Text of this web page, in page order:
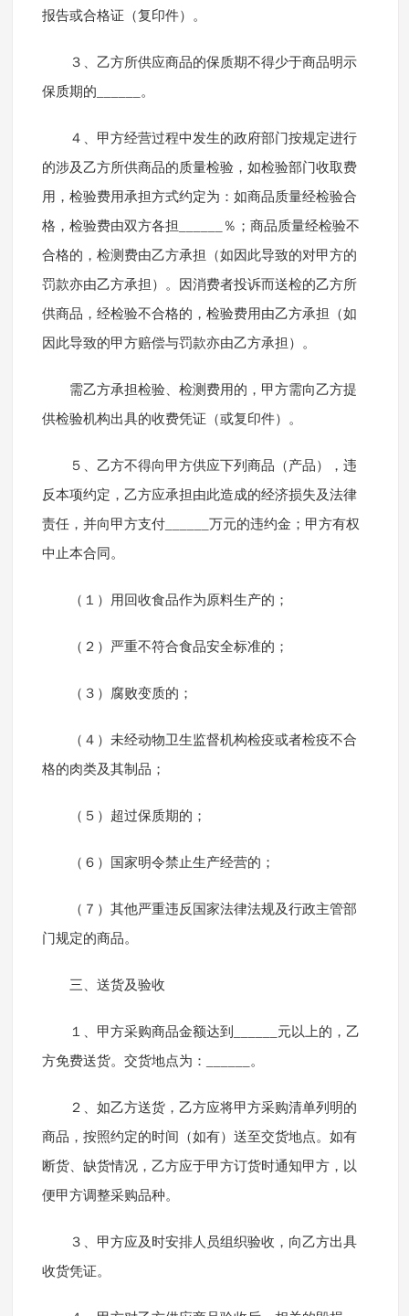
报告或合格证（复印件）。
３、乙方所供应商品的保质期不得少于商品明示
保质期的______。
４、甲方经营过程中发生的政府部门按规定进行
的涉及乙方所供商品的质量检验，如检验部门收取费
用，检验费用承担方式约定为：如商品质量经检验合
格，检验费由双方各担______％；商品质量经检验不
合格的，检测费由乙方承担（如因此导致的对甲方的
罚款亦由乙方承担）。因消费者投诉而送检的乙方所
供商品，经检验不合格的，检验费用由乙方承担（如
因此导致的甲方赔偿与罚款亦由乙方承担）。
需乙方承担检验、检测费用的，甲方需向乙方提
供检验机构出具的收费凭证（或复印件）。
５、乙方不得向甲方供应下列商品（产品），违
反本项约定，乙方应承担由此造成的经济损失及法律
责任，并向甲方支付______万元的违约金；甲方有权
中止本合同。
（１）用回收食品作为原料生产的；
（２）严重不符合食品安全标准的；
（３）腐败变质的；
（４）未经动物卫生监督机构检疫或者检疫不合
格的肉类及其制品；
（５）超过保质期的；
（６）国家明令禁止生产经营的；
（７）其他严重违反国家法律法规及行政主管部
门规定的商品。
三、送货及验收
１、甲方采购商品金额达到______元以上的，乙
方免费送货。交货地点为：______。
２、如乙方送货，乙方应将甲方采购清单列明的
商品，按照约定的时间（如有）送至交货地点。如有
断货、缺货情况，乙方应于甲方订货时通知甲方，以
便甲方调整采购品种。
３、甲方应及时安排人员组织验收，向乙方出具
收货凭证。